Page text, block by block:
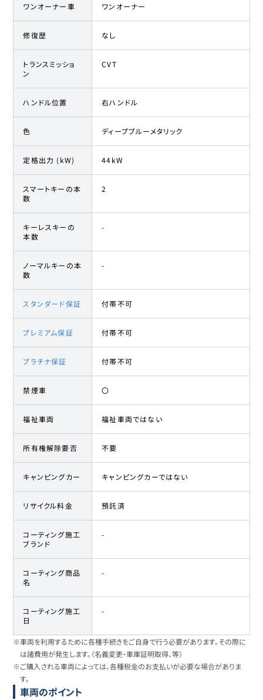
ワンオーナー車 ワンオーナー
修復歴 なし
トランスミッショ
ン
CVT
ハンドル位置 右ハンドル
色 ディープブルーメタリック
定格出力 (kW) 44kW
スマートキーの本
数
2
キーレスキーの
本数
-
ノーマルキーの本
数
-
スタンダード保証 付帯不可
プレミアム保証 付帯不可
プラチナ保証 付帯不可
禁煙車 〇
福祉車両 福祉車両ではない
所有権解除要否 不要
キャンピングカー キャンピングカーではない
リサイクル料金 預託済
コーティング施工
ブランド
-
コーティング商品
名
-
コーティング施工
日
-
※車両を利用するために各種手続きをご自身で行う必要があります。その際に
は諸費用が発生します。（名義変更・車庫証明取得、等）
※ご購入される車両によっては、各種税金のお支払いが必要な場合がありま
す。
車両のポイント